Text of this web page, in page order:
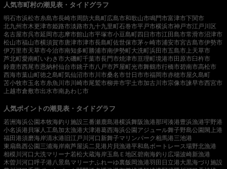
人気市町村の潮見表・タイドグラフ
明石市浜松市糸島市長崎市周防大島町広島市和歌山市鳴門市富津市下関市
北九州市木更津市姫路市淡路市九十九里町石巻市平戸市横浜市神戸市江戸川区
名古屋市呉市延岡市志摩市館山市平塚市小豆島町四日市市江田島市常滑市沼津市
松山市福山市横須賀市唐津市津市長島町佐世保市茅ヶ崎市浦安市宮古島市伊勢市
伊万里市天草市今治市南知多町勝浦市南伊勢町大洗町浜田市五島市 上天草市
芦北町愛南町いわき市大磯町千葉市長門市焼津市亘理町境港市田原市臼杵市
鈴鹿市西尾市恩納村仙台市銚子市八戸市芦屋町光市舞鶴市行橋市碧南市高松市
西海市葉山町徳之島町気仙沼市市川市桑名市廿日市市福岡市赤穂市屋久島町
苫小牧市玉名市糸魚川市川崎市尾鷲市柳井市宇土市加古川市宗像市諫早市西宮市
上越市倉敷市出水市南あわじ市
人気ポイントの潮見表・タイドグラフ
若洲海浜公園本牧海釣り施設三番瀬鹿島港横浜舞阪漁港那珂湊港豊浜漁港宇野港
小名浜港 貝塚人工島加太漁港大津港葛西海浜公園 アジュール舞子野島公園 閖上港
福田港須磨海岸清水港 旧江戸川河口 新舞子マリンパーク相馬港三池港
東扇島西公園 三浦海岸南芦屋浜二見港 片貝漁港平和島ボートレース場野北漁港
相模川河口 大洗マリーナ若松大蔵海岸玉島Ｅ地区碧南海釣り広場波崎新漁港
木曽川河口呼子港八景島マリーナふれーゆ裏飯岡漁港羽田 日立港大黒海づり施設